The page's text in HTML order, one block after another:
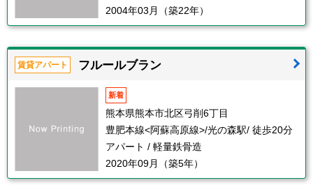
2004年03月（築22年）
賃貸アパート フルールブラン
新着
熊本県熊本市北区弓削6丁目
豊肥本線<阿蘇高原線>/光の森駅/ 徒歩20分
アパート / 軽量鉄骨造
2020年09月（築5年）